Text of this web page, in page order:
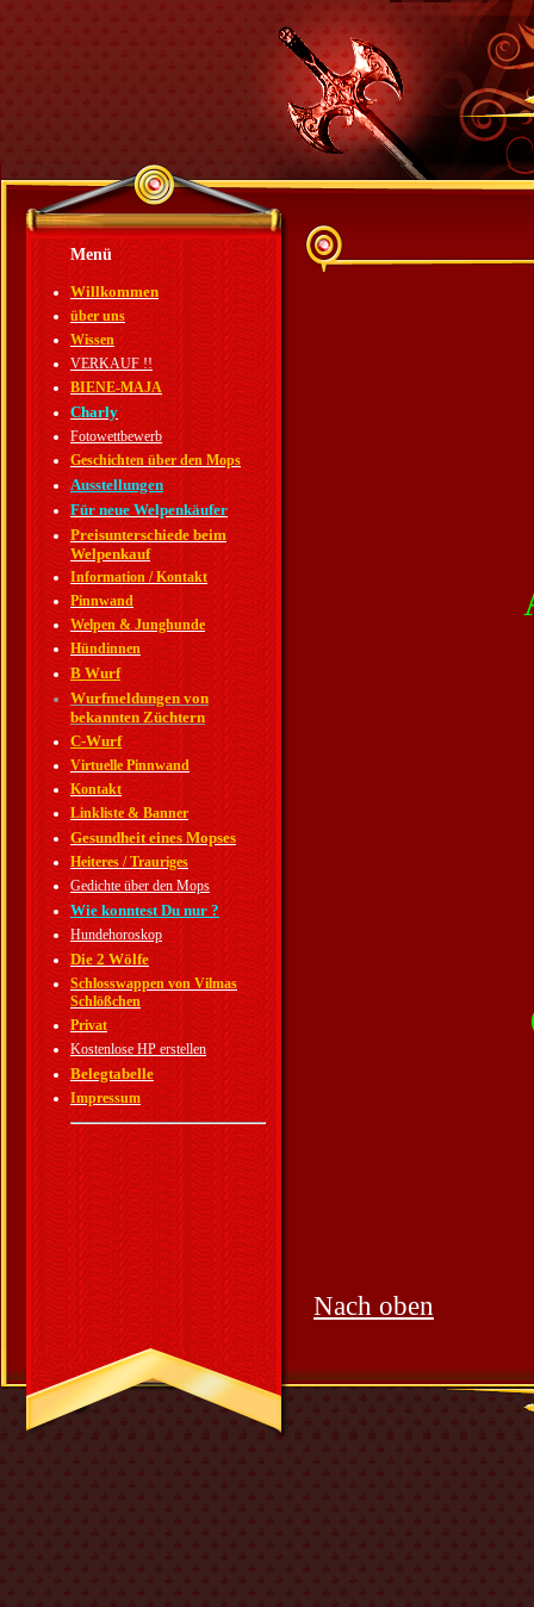
Menü
Willkommen
über uns
Wissen
VERKAUF !!
BIENE-MAJA
Charly
Fotowettbewerb
Geschichten über den Mops
Ausstellungen
Für neue Welpenkäufer
Preisunterschiede beim
Welpenkauf
Information / Kontakt
Pinnwand
Welpen & Junghunde
Hündinnen
B Wurf
Wurfmeldungen von
bekannten Züchtern
C-Wurf
Virtuelle Pinnwand
Kontakt
Linkliste & Banner
Gesundheit eines Mopses
Heiteres / Trauriges
Gedichte über den Mops
Wie konntest Du nur ?
Hundehoroskop
Die 2 Wölfe
Schlosswappen von Vilmas
Schlößchen
Privat
Kostenlose HP erstellen
Belegtabelle
Impressum
Nach oben